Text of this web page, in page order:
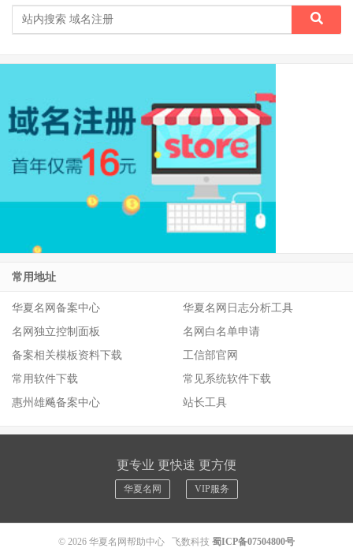
常用地址
华夏名网备案中心
华夏名网日志分析工具
名网独立控制面板
名网白名单申请
备案相关模板资料下载
工信部官网
常用软件下载
常见系统软件下载
惠州雄飚备案中心
站长工具
更专业 更快速 更方便
华夏名网 VIP服务
© 2026 华夏名网帮助中心 飞数科技 蜀ICP备07504800号